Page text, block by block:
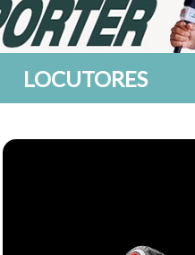
LOCUTORES